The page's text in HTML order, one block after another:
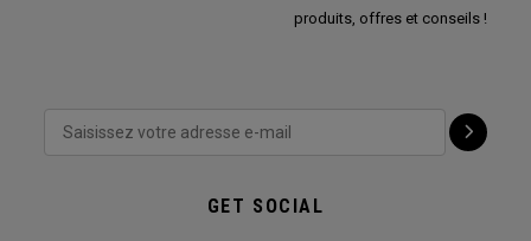
produits, offres et conseils !
GET SOCIAL